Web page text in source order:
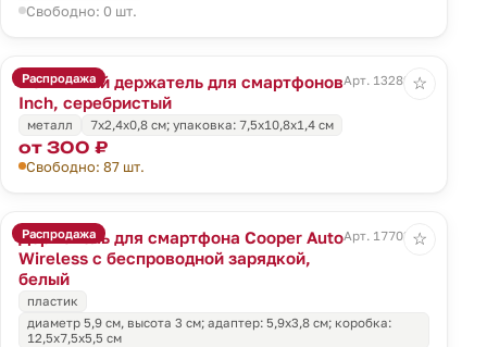
Свободно: 0 шт.
Распродажа
Магнитный держатель для смартфонов
Inch, серебристый
Арт. 13289.10
металл 7х2,4х0,8 см; упаковка: 7,5x10,8x1,4 см
от 300 ₽
Свободно: 87 шт.
☆
Распродажа
Держатель для смартфона Cooper Auto
Wireless с беспроводной зарядкой,
белый
Арт. 17703.60
пластик
диаметр 5,9 см, высота 3 см; адаптер: 5,9х3,8 см; коробка:
12,5х7,5х5,5 см
☆